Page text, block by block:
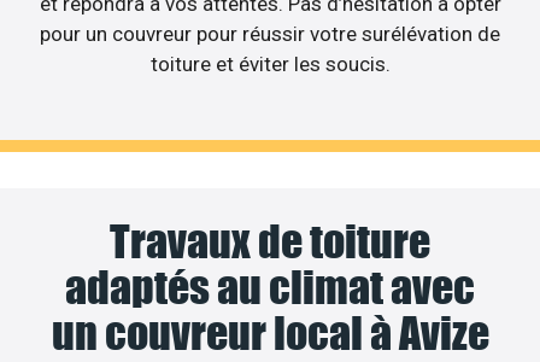
pour un couvreur pour réussir votre surélévation de
toiture et éviter les soucis.
Travaux de toiture
adaptés au climat avec
un couvreur local à Avize